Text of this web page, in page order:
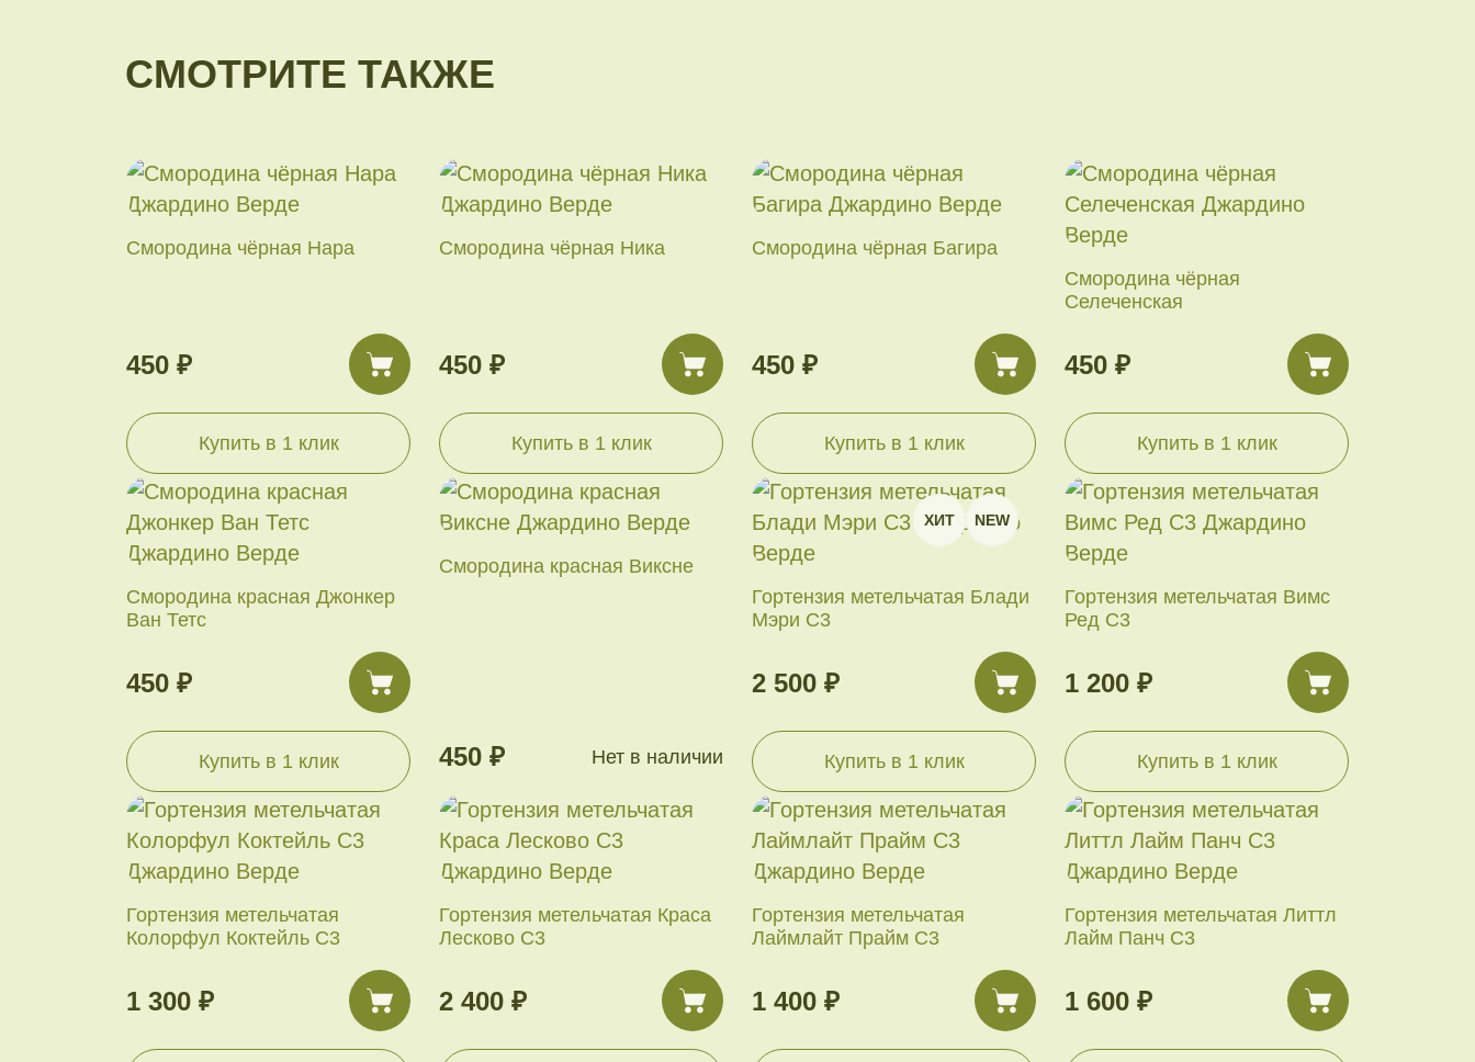
СМОТРИТЕ ТАКЖЕ
Смородина чёрная Нара
450 ₽
Купить в 1 клик
Смородина чёрная Ника
450 ₽
Купить в 1 клик
Смородина чёрная Багира
450 ₽
Купить в 1 клик
Смородина чёрная
Селеченская
450 ₽
Купить в 1 клик
Смородина красная Джонкер
Ван Тетс
450 ₽
Купить в 1 клик
Смородина красная Виксне
450 ₽ Нет в наличии
ХИТ NEW
Гортензия метельчатая Блади
Мэри С3
2 500 ₽
Купить в 1 клик
Гортензия метельчатая Вимс
Ред С3
1 200 ₽
Купить в 1 клик
Гортензия метельчатая
Колорфул Коктейль С3
1 300 ₽
Гортензия метельчатая Краса
Лесково С3
2 400 ₽
Гортензия метельчатая
Лаймлайт Прайм С3
1 400 ₽
Гортензия метельчатая Литтл
Лайм Панч С3
1 600 ₽